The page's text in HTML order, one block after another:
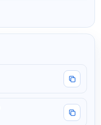
Копировать
Копировать